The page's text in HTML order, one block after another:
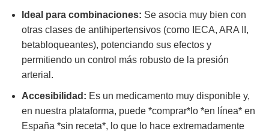
Ideal para combinaciones: Se asocia muy bien con
otras clases de antihipertensivos (como IECA, ARA II,
betabloqueantes), potenciando sus efectos y
permitiendo un control más robusto de la presión
arterial.
Accesibilidad: Es un medicamento muy disponible y,
en nuestra plataforma, puede *comprar*lo *en línea* en
España *sin receta*, lo que lo hace extremadamente